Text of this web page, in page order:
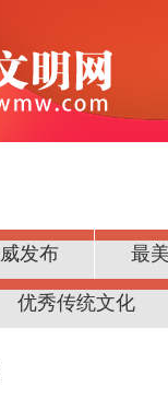
发布 最
优秀传统文化